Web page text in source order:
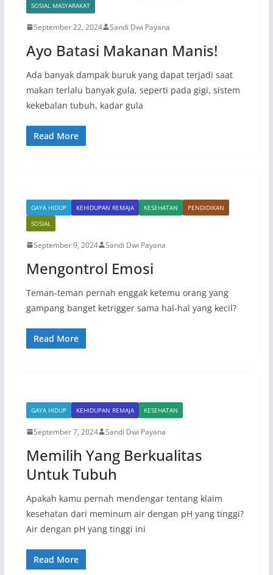
SOSIAL MASYARAKAT
September 22, 2024 Sandi Dwi Payana
Ayo Batasi Makanan Manis!
Ada banyak dampak buruk yang dapat terjadi saat
makan terlalu banyak gula, seperti pada gigi, sistem
kekebalan tubuh, kadar gula
Read More
GAYA HIDUP KEHIDUPAN REMAJA KESEHATAN
PENDIDIKAN
SOSIAL
September 9, 2024 Sandi Dwi Payana
Mengontrol Emosi
Teman-teman pernah enggak ketemu orang yang
gampang banget ketrigger sama hal-hal yang kecil?
Read More
GAYA HIDUP KEHIDUPAN REMAJA KESEHATAN
September 7, 2024 Sandi Dwi Payana
Memilih Yang Berkualitas
Untuk Tubuh
Apakah kamu pernah mendengar tentang klaim
kesehatan dari meminum air dengan pH yang tinggi?
Air dengan pH yang tinggi ini
Read More